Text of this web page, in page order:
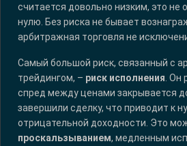
считается довольно низким, это не
нулю. Без риска не бывает
арбитражная торговля не
Самый большой риск, связанный с
трейдингом, – риск исполнения . Он
спред между ценами закрывается
завершили сделку, что приводит к
отрицательной доходности. Это
проскальзыванием, медленным